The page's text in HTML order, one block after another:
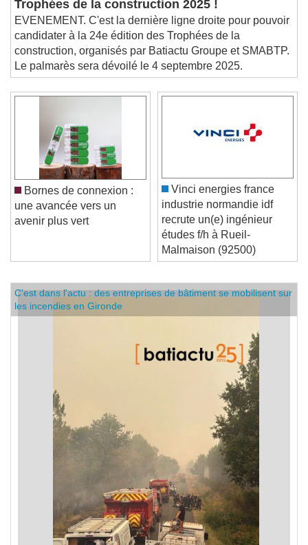
Trophées de la construction 2025 !
EVENEMENT. C'est la dernière ligne droite pour pouvoir
candidater à la 24e édition des Trophées de la
construction, organisés par Batiactu Groupe et SMABTP.
Le palmarès sera dévoilé le 4 septembre 2025.
Bornes de connexion :
une avancée vers un
Vinci energies france
industrie normandie idf
recrute un(e) ingénieur
études f/h à Rueil-
Malmaison (92500)
C'est dans l'actu : des entreprises de bâtiment se mobilisent sur
les incendies en Gironde